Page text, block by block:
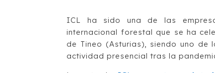
ICL ha sido una de las
internacional forestal que se ha
de Tineo (Asturias), siendo uno de
actividad presencial tras la